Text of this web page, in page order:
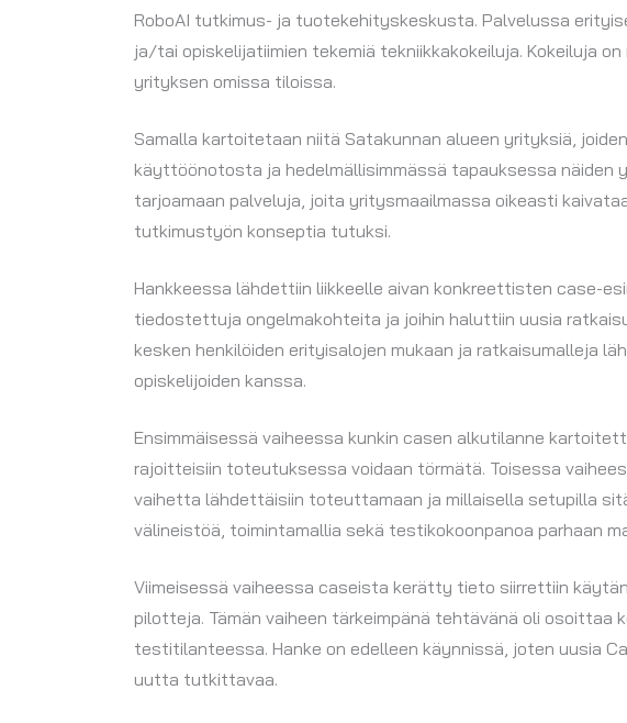
RoboAI tutkimus- ja tuotekehityskeskusta. Palvelussa
ja/tai opiskelijatiimien tekemiä tekniikkakokeiluja. Kokeiluja
yrityksen omissa tiloissa.
Samalla kartoitetaan niitä Satakunnan alueen yrityksiä,
käyttöönotosta ja hedelmällisimmässä tapauksessa
tarjoamaan palveluja, joita yritysmaailmassa oikeasti
tutkimustyön konseptia tutuksi.
Hankkeessa lähdettiin liikkeelle aivan konkreettisten case-
tiedostettuja ongelmakohteita ja joihin haluttiin uusia
kesken henkilöiden erityisalojen mukaan ja ratkaisumalleja
opiskelijoiden kanssa.
Ensimmäisessä vaiheessa kunkin casen alkutilanne
rajoitteisiin toteutuksessa voidaan törmätä. Toisessa
vaihetta lähdettäisiin toteuttamaan ja millaisella setupilla
välineistöä, toimintamallia sekä testikokoonpanoa parhaan
Viimeisessä vaiheessa caseista kerätty tieto siirrettiin
pilotteja. Tämän vaiheen tärkeimpänä tehtävänä oli osoittaa
testitilanteessa. Hanke on edelleen käynnissä, joten uusia
uutta tutkittavaa.